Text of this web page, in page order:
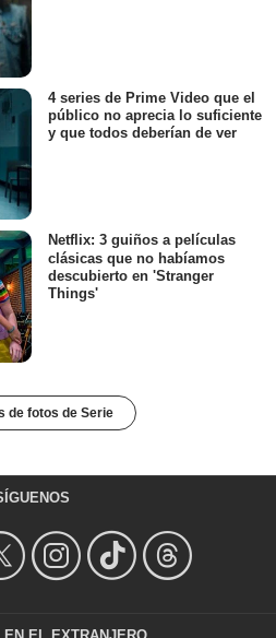
4 series de Prime Video que el
público no aprecia lo suficiente
y que todos deberían de ver
Netflix: 3 guiños a películas
clásicas que no habíamos
descubierto en 'Stranger
Things'
de fotos de Serie